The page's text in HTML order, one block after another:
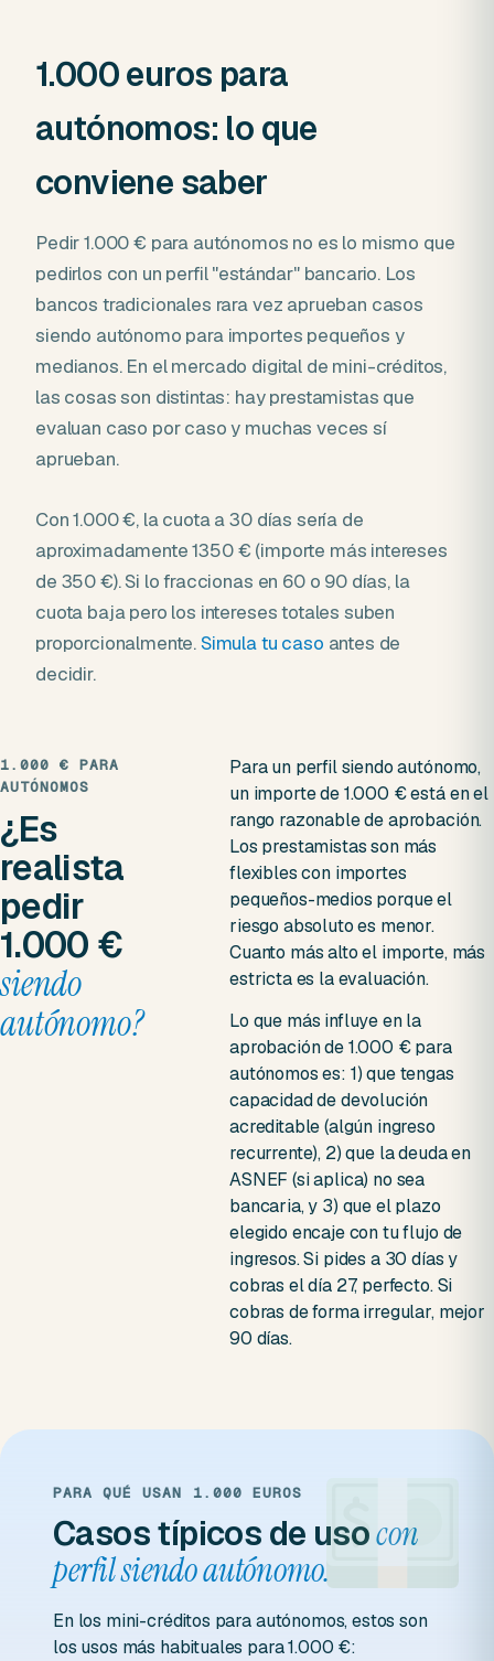
1.000 euros para
autónomos: lo que
conviene saber
Pedir 1.000 € para autónomos no es lo mismo que
pedirlos con un perfil "estándar" bancario. Los
bancos tradicionales rara vez aprueban casos
siendo autónomo para importes pequeños y
medianos. En el mercado digital de mini-créditos,
las cosas son distintas: hay prestamistas que
evaluan caso por caso y muchas veces sí
aprueban.
Con 1.000 €, la cuota a 30 días sería de
aproximadamente 1350 € (importe más intereses
de 350 €). Si lo fraccionas en 60 o 90 días, la
cuota baja pero los intereses totales suben
proporcionalmente.Simula tu caso antes de
decidir.
1.000 € PARA
AUTÓNOMOS
¿Es
realista
pedir
1.000 €
siendo
autónomo?
Para un perfil siendo autónomo,
un importe de 1.000 € está en el
rango razonable de aprobación.
Los prestamistas son más
flexibles con importes
pequeños-medios porque el
riesgo absoluto es menor.
Cuanto más alto el importe, más
estricta es la evaluación.
Lo que más influye en la
aprobación de 1.000 € para
autónomos es: 1) que tengas
capacidad de devolución
acreditable (algún ingreso
recurrente), 2) que la deuda en
ASNEF (si aplica) no sea
bancaria, y 3) que el plazo
elegido encaje con tu flujo de
ingresos. Si pides a 30 días y
cobras el día 27, perfecto. Si
cobras de forma irregular, mejor
90 días.
PARA QUÉ USAN 1.000 EUROS
Casos típicos de usocon
perfil siendo autónomo.
En los mini-créditos para autónomos, estos son
los usos más habituales para 1.000 €: